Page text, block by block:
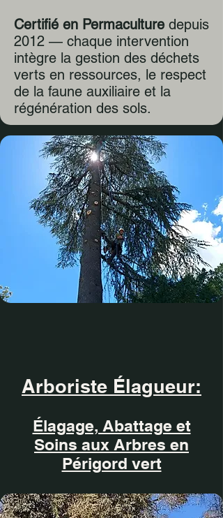
Certifié en Permaculture depuis
2012 — chaque intervention
intègre la gestion des déchets
verts en ressources, le respect
de la faune auxiliaire et la
régénération des sols.
Arboriste Élagueur:
Élagage, Abattage et
Soins aux Arbres en
Périgord vert